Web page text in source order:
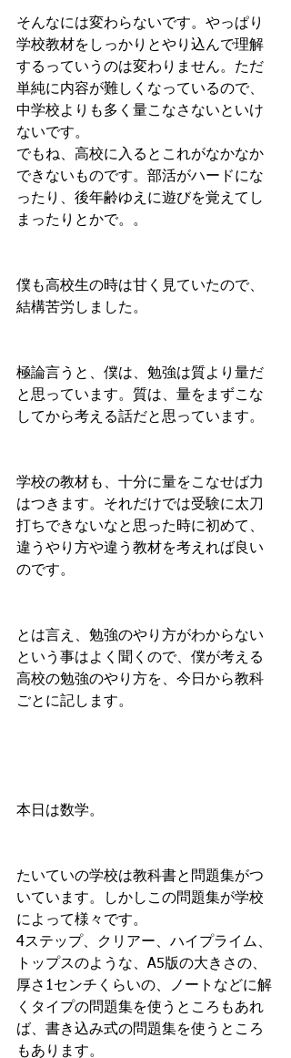
そんなには変わらないです。やっぱり
学校教材をしっかりとやり込んで理解
するっていうのは変わりません。ただ
単純に内容が難しくなっているので、
中学校よりも多く量こなさないといけ
ないです。
でもね、高校に入るとこれがなかなか
できないものです。部活がハードにな
ったり、後年齢ゆえに遊びを覚えてし
まったりとかで。。
僕も高校生の時は甘く見ていたので、
結構苦労しました。
極論言うと、僕は、勉強は質より量だ
と思っています。質は、量をまずこな
してから考える話だと思っています。
学校の教材も、十分に量をこなせば力
はつきます。それだけでは受験に太刀
打ちできないなと思った時に初めて、
違うやり方や違う教材を考えれば良い
のです。
とは言え、勉強のやり方がわからない
という事はよく聞くので、僕が考える
高校の勉強のやり方を、今日から教科
ごとに記します。
本日は数学。
たいていの学校は教科書と問題集がつ
いています。しかしこの問題集が学校
によって様々です。
4ステップ、クリアー、ハイプライム、
トップスのような、A5版の大きさの、
厚さ1センチくらいの、ノートなどに解
くタイプの問題集を使うところもあれ
ば、書き込み式の問題集を使うところ
もあります。